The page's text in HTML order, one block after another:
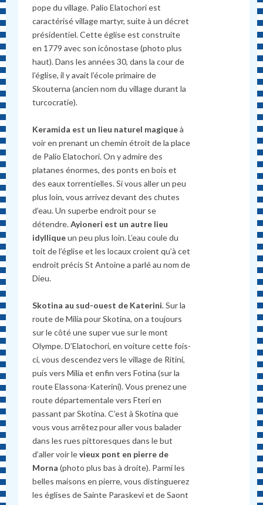
pope du village. Palio Elatochori est
caractérisé village martyr, suite à un décret
présidentiel. Cette église est construite
en 1779 avec son icônostase (photo plus
haut). Dans les années 30, dans la cour de
l’église, il y avait l’école primaire de
Skouterna (ancien nom du village durant la
turcocratie).
Keramida est un lieu naturel magiqueà
voir en prenant un chemin étroit de la place
de Palio Elatochori. On y admire des
platanes énormes, des ponts en bois et
des eaux torrentielles. Si vous aller un peu
plus loin, vous arrivez devant des chutes
d’eau. Un superbe endroit pour se
détendre.Ayioneri est un autre lieu
idylliqueun peu plus loin. L’eau coule du
toit de l’église et les locaux croient qu’à cet
endroit précis St Antoine a parlé au nom de
Dieu.
Skotina au sud-ouest de Katerini. Sur la
route de Milia pour Skotina, on a toujours
sur le côté une super vue sur le mont
Olympe. D’Elatochori, en voiture cette fois-
ci, vous descendez vers le village de Ritini,
puis vers Milia et enfin vers Fotina (sur la
route Elassona-Katerini). Vous prenez une
route départementale vers Fteri en
passant par Skotina. C’est à Skotina que
vous vous arrêtez pour aller vous balader
dans les rues pittoresques dans le but
d’aller voir levieux pont en pierre de
Morna (photo plus bas à droite). Parmi les
belles maisons en pierre, vous distinguerez
les églises de Sainte Paraskevi et de Saont